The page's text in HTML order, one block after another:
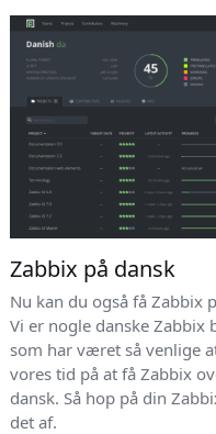
Zabbix på dansk
Nu kan du også få Zabbix
Vi er nogle danske Zabbix
som har været så venlige
vores tid på at få Zabbix
dansk. Så hop på din
det af.